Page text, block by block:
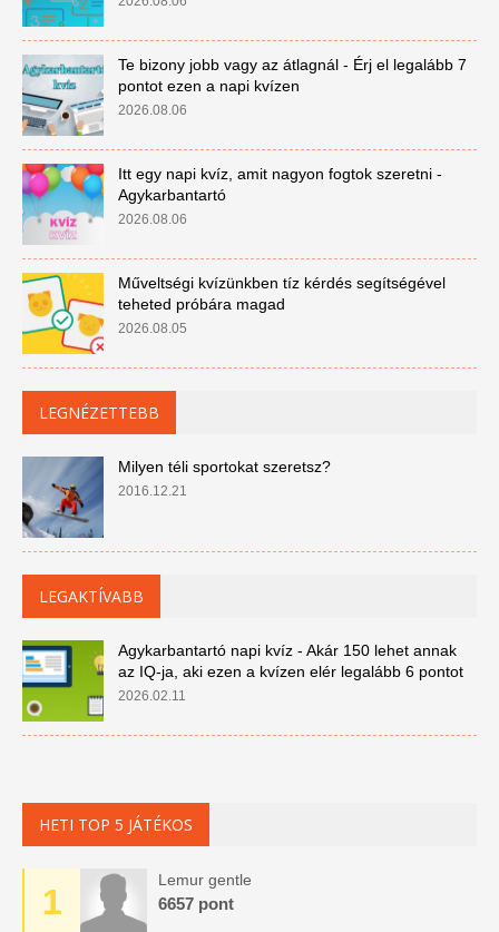
Te bizony jobb vagy az átlagnál - Érj el legalább 7
pontot ezen a napi kvízen
2026.08.06
Itt egy napi kvíz, amit nagyon fogtok szeretni -
Agykarbantartó
2026.08.06
Műveltségi kvízünkben tíz kérdés segítségével
teheted próbára magad
2026.08.05
LEGNÉZETTEBB
Milyen téli sportokat szeretsz?
2016.12.21
LEGAKTÍVABB
Agykarbantartó napi kvíz - Akár 150 lehet annak
az IQ-ja, aki ezen a kvízen elér legalább 6 pontot
2026.02.11
HETI TOP 5 JÁTÉKOS
1
Lemur gentle
6657 pont